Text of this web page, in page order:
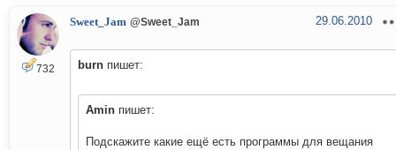
732
Sweet_Jam @Sweet_Jam 29.06.2010
burn пишет:
Amin пишет:
Подскажите какие ещё есть программы для вещания